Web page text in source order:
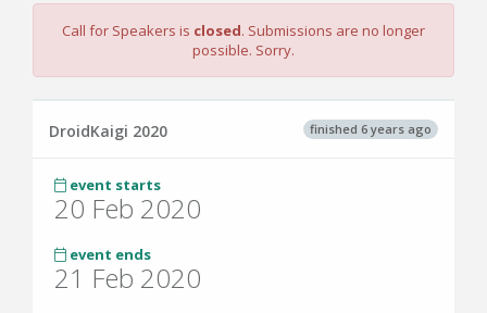
Call for Speakers is closed. Submissions are no longer
possible. Sorry.
finished 6 years ago
DroidKaigi 2020
event starts
20 Feb 2020
event ends
21 Feb 2020